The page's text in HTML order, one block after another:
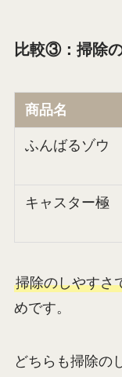
比較③：掃除
商品名
ふんばるゾウ
キャスター極
掃除のしやすさ
めです。
どちらも掃除の